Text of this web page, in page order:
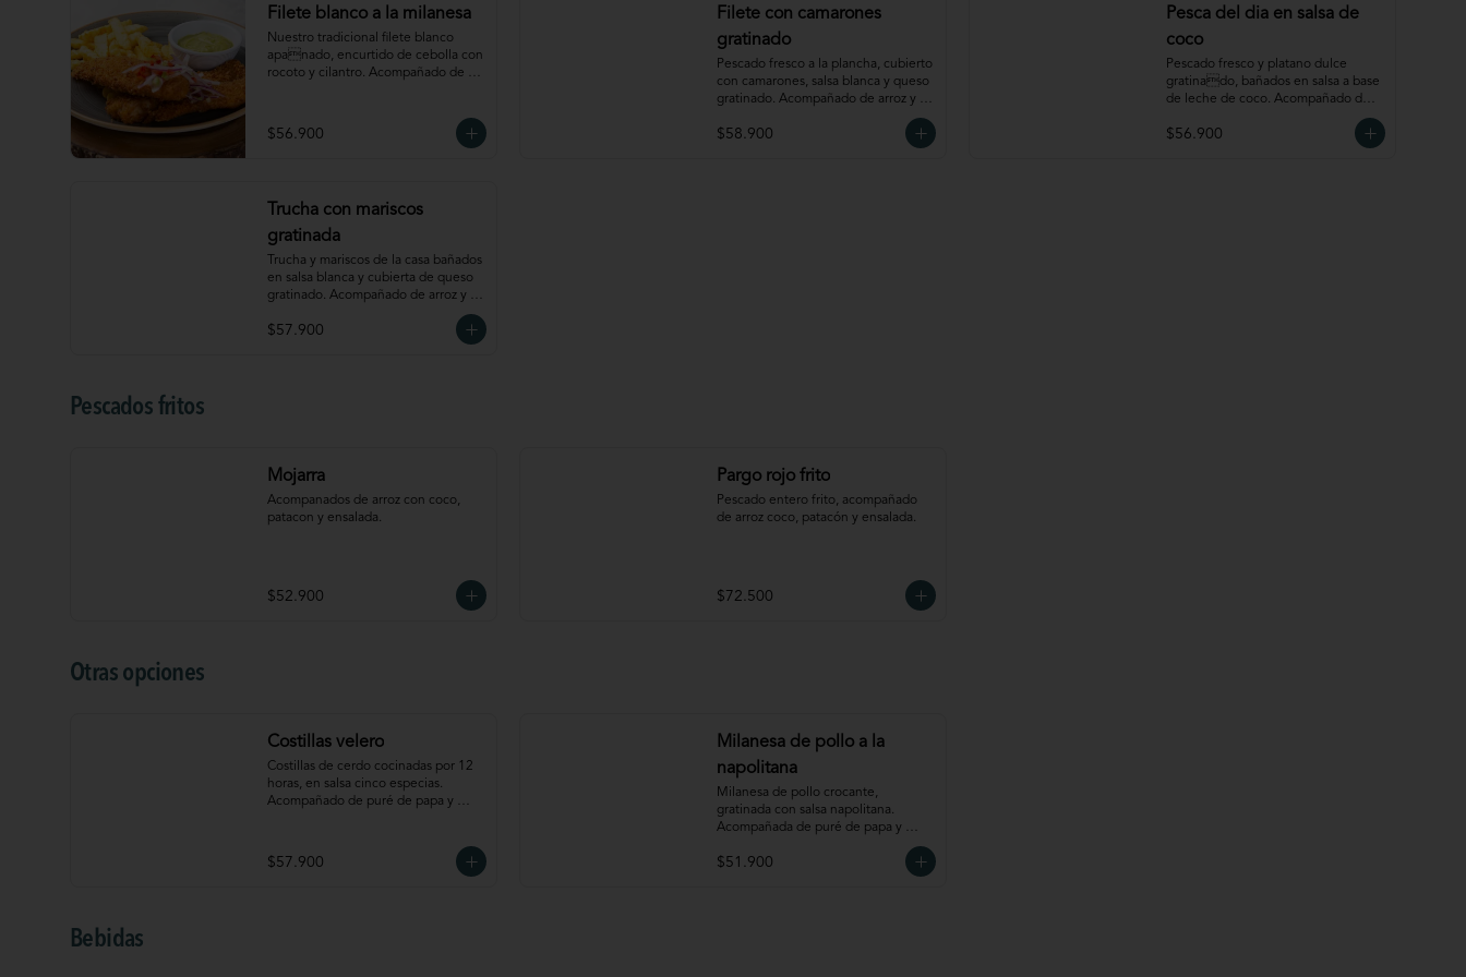
Filete blanco a la milanesa
Nuestro tradicional filete blanco
apanado, encurtido de cebolla con
rocoto y cilantro. Acompañado de
$56.900
Filete con camarones
gratinado
Pescado fresco a la plancha, cubierto
con camarones, salsa blanca y queso
gratinado. Acompañado de arroz y
$58.900
Pesca del dia en salsa de
coco
Pescado fresco y platano dulce
gratinado, bañados en salsa a base
de leche de coco. Acompañado de
$56.900
Trucha con mariscos
gratinada
Trucha y mariscos de la casa bañados
en salsa blanca y cubierta de queso
gratinado. Acompañado de arroz y
$57.900
Pescados fritos
Mojarra
Acompanados de arroz con coco,
patacon y ensalada.
$52.900
Pargo rojo frito
Pescado entero frito, acompañado
de arroz coco, patacón y ensalada.
$72.500
Otras opciones
Costillas velero
Costillas de cerdo cocinadas por 12
horas, en salsa cinco especias.
Acompañado de puré de papa y
$57.900
Milanesa de pollo a la
napolitana
Milanesa de pollo crocante,
gratinada con salsa napolitana.
Acompañada de puré de papa y
$51.900
Bebidas